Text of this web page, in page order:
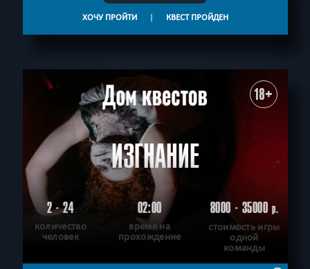
ХОЧУ ПРОЙТИ | КВЕСТ ПРОЙДЕН
18+
ИЗГНАНИЕ
2 - 24
количество
человек
02:00
время на
прохождение
8000 - 35000р.
стоимость игры
одной
команды